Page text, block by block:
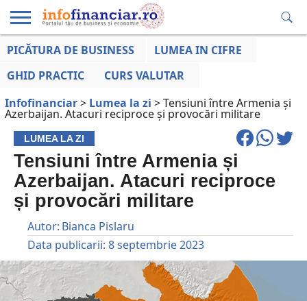
EDUCAȚIE
LA ZI
AFACERILOR
PICĂTURA DE BUSINESS
LUMEA IN CIFRE
GHID PRACTIC
CURS VALUTAR
Infofinanciar> Lumea la zi >Tensiuni între Armenia și
Azerbaijan. Atacuri reciproce și provocări militare
LUMEA LA ZI
Tensiuni între Armenia și
Azerbaijan. Atacuri reciproce
și provocări militare
Autor: Bianca Pislaru
Data publicarii: 8 septembrie 2023